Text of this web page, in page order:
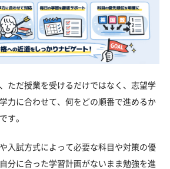
ただ授業を受けるだけではなく、志望学
力に合わせて、何をどの順番で進めるか
す。
入試方式によって必要な科目や対策の優
分に合った学習計画がないまま勉強を進